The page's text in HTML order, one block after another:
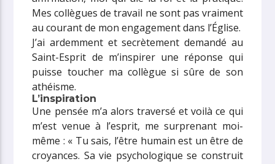
Mes collègues de travail ne sont pas vraiment
au courant de mon engagement dans l’Église.
J’ai ardemment et secrètement demandé au
Saint-Esprit de m’inspirer une réponse qui
puisse toucher ma collègue si sûre de son
athéisme.
L’inspiration
Une pensée m’a alors traversé et voilà ce qui
m’est venue à l’esprit, me surprenant moi-
même : « Tu sais, l’être humain est un être de
croyances. Sa vie psychologique se construit